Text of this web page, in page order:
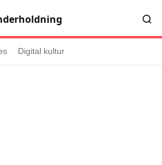
Digital kultur